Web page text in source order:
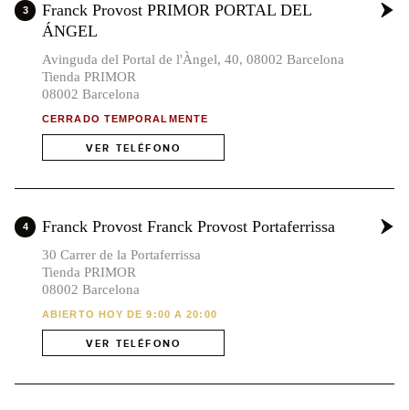
3
Franck Provost PRIMOR PORTAL DEL
ÁNGEL
Avinguda del Portal de l'Àngel, 40, 08002 Barcelona
Tienda PRIMOR
08002 Barcelona
CERRADO TEMPORALMENTE
VER TELÉFONO
4 Franck Provost Franck Provost Portaferrissa
30 Carrer de la Portaferrissa
Tienda PRIMOR
08002 Barcelona
ABIERTO HOY DE 9:00 A 20:00
VER TELÉFONO